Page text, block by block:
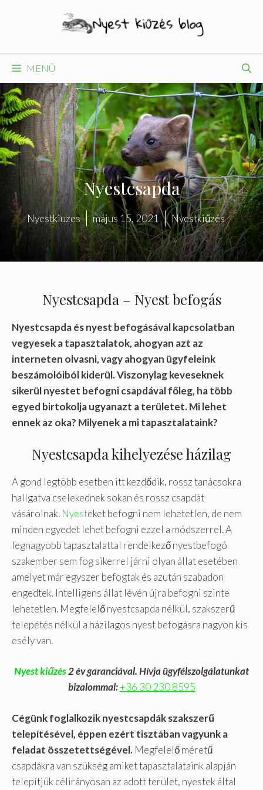
MENÜ
Nyestcsapda
Nyestkiuzes május 15, 2021 Nyestkiűzés
Nyestcsapda – Nyest befogás
Nyestcsapda és nyest befogásával kapcsolatban
vegyesek a tapasztalatok, ahogyan azt az
interneten olvasni, vagy ahogyan ügyfeleink
beszámolóiból kiderül. Viszonylag keveseknek
sikerül nyestet befogni csapdával főleg, ha több
egyed birtokolja ugyanazt a területet. Mi lehet
ennek az oka? Milyenek a mi tapasztalataink?
Nyestcsapda kihelyezése házilag
A gond legtöbb esetben itt kezdődik, rossz tanácsokra
hallgatva cselekednek sokan és rossz csapdát
vásárolnak. Nyesteket befogni nem lehetetlen, de nem
minden egyedet lehet befogni ezzel a módszerrel. A
legnagyobb tapasztalattal rendelkező nyestbefogó
szakember sem fog sikerrel járni olyan állat esetében
amelyet már egyszer befogtak és azután szabadon
engedtek. Intelligens állat lévén újra befogni szinte
lehetetlen. Megfelelő nyestcsapda nélkül, szakszerű
telepétés nélkül a házilagos nyest befogásra nagyon kis
esély van.
Nyest kiűzés2 év garanciával. Hívja ügyfélszolgálatunkat
bizalommal:+36 30 230 8595
Cégünk foglalkozik nyestcsapdák szakszerű
telepítésével, éppen ezért tisztában vagyunk a
feladat összetettségével. Megfelelő méretű
csapdákra van szükség amiket tapasztalataink alapján
telepítjük célirányosan az adott terület, nyestek által